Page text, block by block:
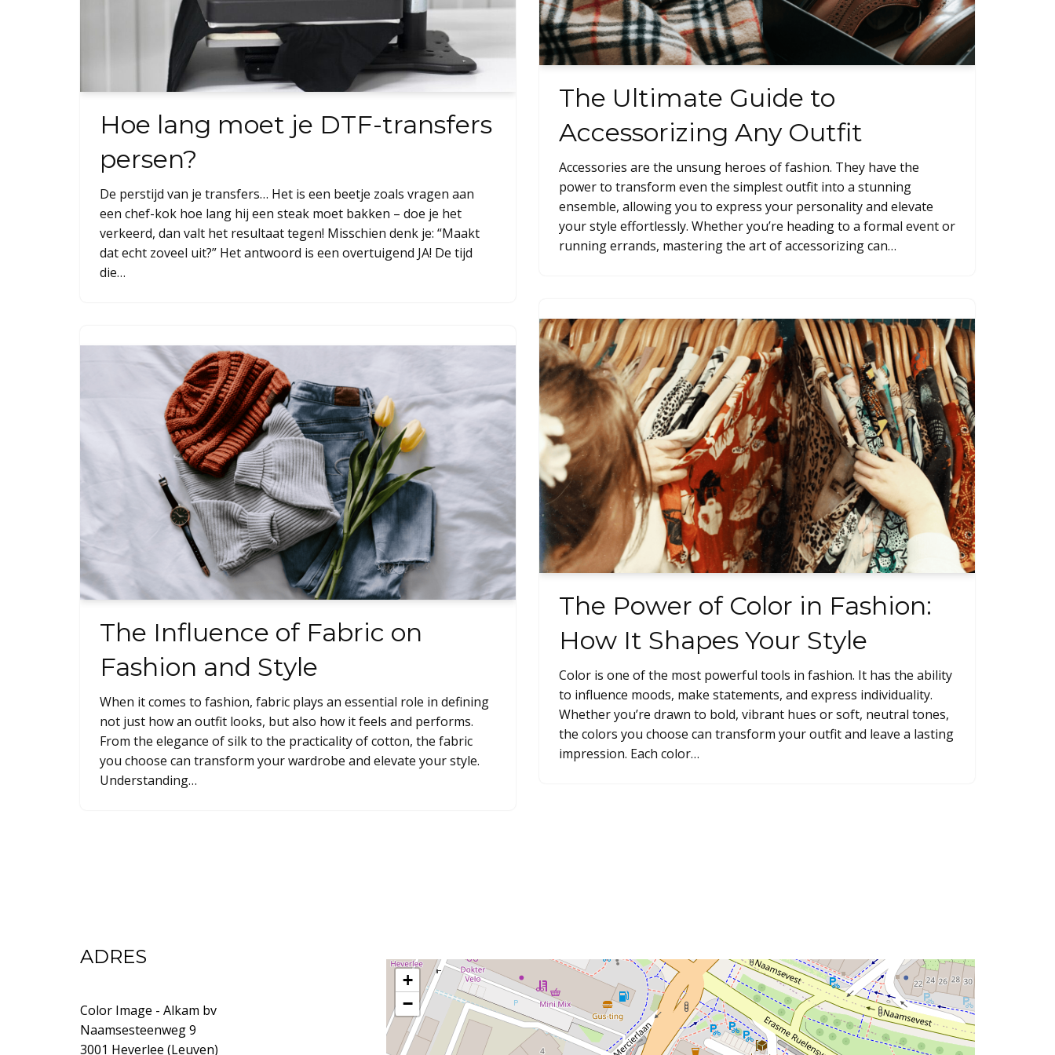
Hoe lang moet je DTF-transfers
persen?
De perstijd van je transfers… Het is een beetje zoals vragen aan
een chef-kok hoe lang hij een steak moet bakken – doe je het
verkeerd, dan valt het resultaat tegen! Misschien denk je: “Maakt
dat echt zoveel uit?” Het antwoord is een overtuigend JA! De tijd
die…
The Ultimate Guide to
Accessorizing Any Outfit
Accessories are the unsung heroes of fashion. They have the
power to transform even the simplest outfit into a stunning
ensemble, allowing you to express your personality and elevate
your style effortlessly. Whether you’re heading to a formal event or
running errands, mastering the art of accessorizing can…
The Power of Color in Fashion:
How It Shapes Your Style
Color is one of the most powerful tools in fashion. It has the ability
to influence moods, make statements, and express individuality.
Whether you’re drawn to bold, vibrant hues or soft, neutral tones,
the colors you choose can transform your outfit and leave a lasting
impression. Each color…
The Influence of Fabric on
Fashion and Style
When it comes to fashion, fabric plays an essential role in defining
not just how an outfit looks, but also how it feels and performs.
From the elegance of silk to the practicality of cotton, the fabric
you choose can transform your wardrobe and elevate your style.
Understanding…
ADRES
Color Image - Alkam bv
Naamsesteenweg 9
3001 Heverlee (Leuven)
+
−